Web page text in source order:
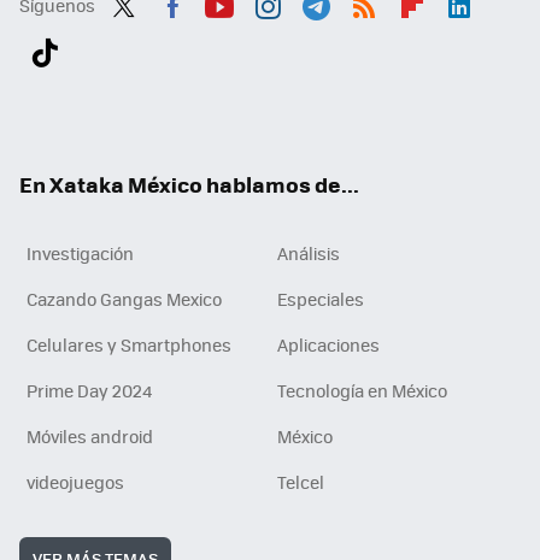
Síguenos
En Xataka México hablamos de...
Investigación
Análisis
Cazando Gangas Mexico
Especiales
Celulares y Smartphones
Aplicaciones
Prime Day 2024
Tecnología en México
Móviles android
México
videojuegos
Telcel